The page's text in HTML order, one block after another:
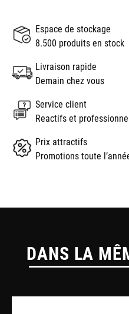
Espace de stockage
8.500 produits en stock
Livraison rapide
Demain chez vous
Service client
Reactifs et
Prix attractifs
Promotions toute
DANS LA